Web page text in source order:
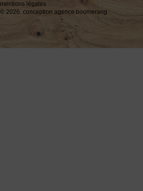
mentions légales
© 2026. conception agence boomerang